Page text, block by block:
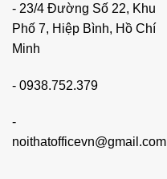
- 23/4 Đường Số 22, Khu
Phố 7, Hiệp Bình, Hồ Chí
Minh
- 0938.752.379
-
noithatofficevn@gmail.com